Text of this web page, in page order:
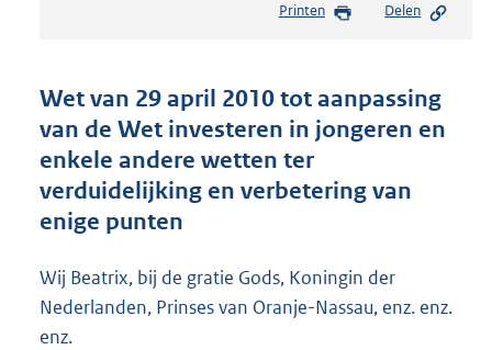
s
d
s
g
o
t
:
Printen Delen
Wet van 29 april 2010 tot aanpassing
van de Wet investeren in jongeren en
enkele andere wetten ter
verduidelijking en verbetering van
enige punten
Wij Beatrix, bij de gratie Gods, Koningin der
Nederlanden, Prinses van Oranje-Nassau, enz. enz.
enz.